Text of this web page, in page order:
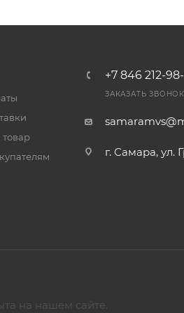
товар
+7 846 212-
ЗАКАЗАТЬ ЗВОНОК
г. Самара, ул.
на нашем сайте.